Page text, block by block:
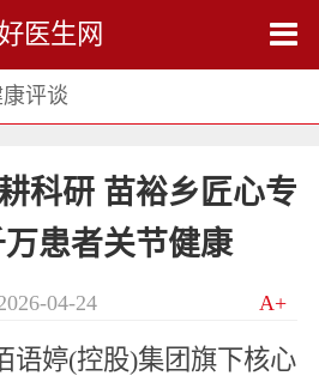
好医生网
评谈
科研 苗裕乡匠心专
患者关节健康
04-24 A+
语婷(控股)集团旗下核心